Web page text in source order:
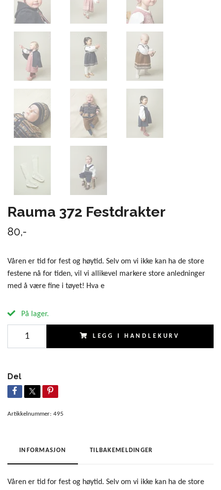
Rauma 372 Festdrakter
80,-
Våren er tid for fest og høytid. Selv om vi ikke kan ha de store
festene nå for tiden, vil vi allikevel markere store anledninger
med å være fine i tøyet! Hva e
På lager.
LEGG I HANDLEKURV
Del
Artikkelnummer: 495
INFORMASJON TILBAKEMELDINGER
Våren er tid for fest og høytid. Selv om vi ikke kan ha de store